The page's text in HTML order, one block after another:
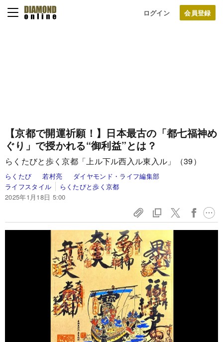
ログイン
【京都で開運祈願！】日本最古の「都七福神め
ぐり」で授かれる“御利益”とは？
らくたびと歩く京都「上ル下ル西入ル東入ル」（39）
らくたび 若村亮
ダイヤモンド・ライフ編集部
ライフスタイル
らくたびと歩く京都
2025年1月18日 5:00